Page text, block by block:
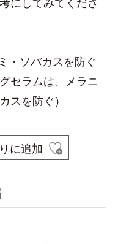
・ソバカスを防ぐ
セラムは、メラニ
スを防ぐ）
に追加